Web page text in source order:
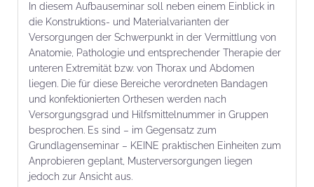
In diesem Aufbauseminar soll neben einem Einblick in
die Konstruktions- und Materialvarianten der
Versorgungen der Schwerpunkt in der Vermittlung von
Anatomie, Pathologie und entsprechender Therapie der
unteren Extremität bzw. von Thorax und Abdomen
liegen. Die für diese Bereiche verordneten Bandagen
und konfektionierten Orthesen werden nach
Versorgungsgrad und Hilfsmittelnummer in Gruppen
besprochen. Es sind – im Gegensatz zum
Grundlagenseminar – KEINE praktischen Einheiten zum
Anprobieren geplant, Musterversorgungen liegen
jedoch zur Ansicht aus.